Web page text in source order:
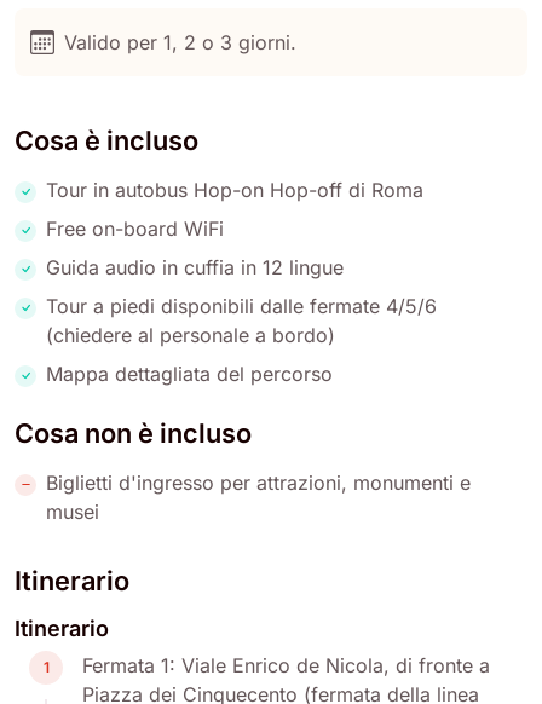
Valido per 1, 2 o 3 giorni.
Cosa è incluso
Tour in autobus Hop-on Hop-off di Roma
Free on-board WiFi
Guida audio in cuffia in 12 lingue
Tour a piedi disponibili dalle fermate 4/5/6
(chiedere al personale a bordo)
Mappa dettagliata del percorso
Cosa non è incluso
Biglietti d'ingresso per attrazioni, monumenti e
musei
Itinerario
Itinerario
1
Fermata 1: Viale Enrico de Nicola, di fronte a
Piazza dei Cinquecento (fermata della linea